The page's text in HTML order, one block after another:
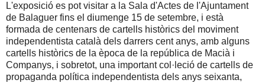
L'exposició es pot visitar a la Sala d'Actes de l'Ajuntament
de Balaguer fins el diumenge 15 de setembre, i està
formada de centenars de cartells històrics del moviment
independentista català dels darrers cent anys, amb alguns
cartells històrics de la època de la república de Macià i
Companys, i sobretot, una important col·leció de cartells de
propaganda política independentista dels anys seixanta,